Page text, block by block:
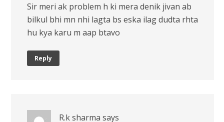
Sir meri ak problem h ki mera denik jivan ab
bilkul bhi mn nhi lagta bs eska ilag dudta rhta
hu kya karu m aap btavo
Reply
R.k sharma says